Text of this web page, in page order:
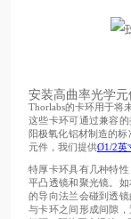
安装高曲率光学元
Thorlabs的卡环用于将
这些卡环可通过兼容
阳极氧化铝材制造的
元件，我们提供Ø1/2英
特厚卡环具有几种特
平凸透镜和聚光镜。
的导向法兰会碰到透
与卡环之间形成间隙